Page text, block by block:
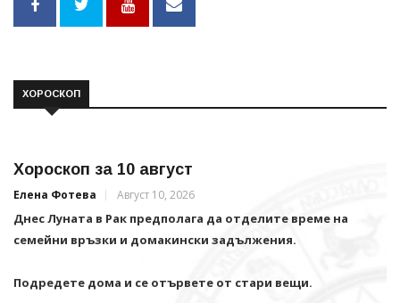
ХОРОСКОП
Хороскоп за 10 август
Елена Фотева Август 10, 2026
Днес Луната в Рак предполага да отделите време на
семейни връзки и домакински задължения.
Подредете дома и се отървете от стари вещи.